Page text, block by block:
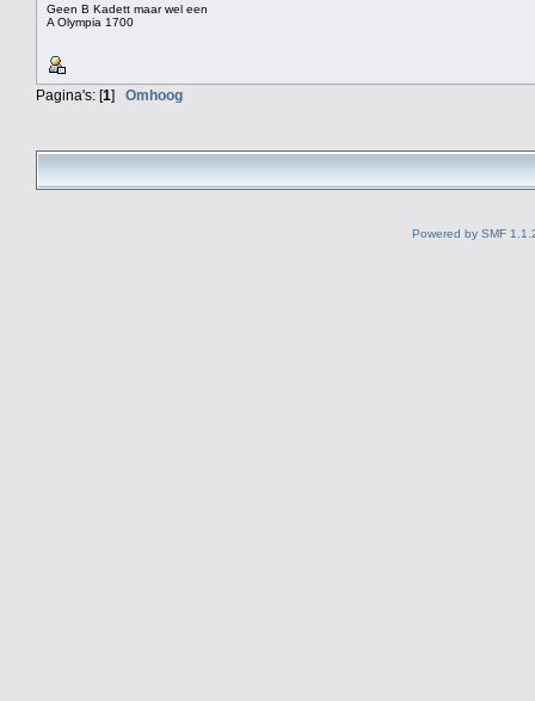
Geen B Kadett maar wel een
A Olympia 1700
Pagina's: [1] Omhoog
Powered by SMF